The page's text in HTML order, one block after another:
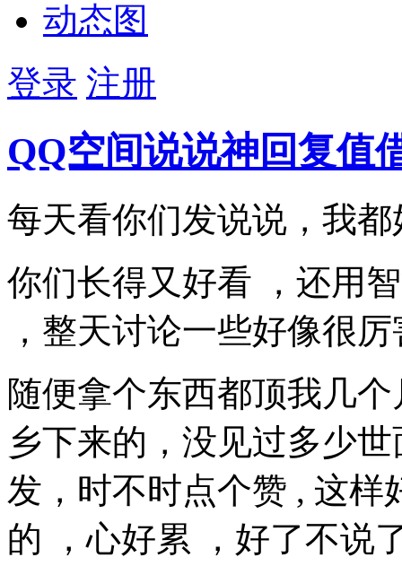
动态图
登录 注册
QQ空间说说神回复值
每天看你们发说说，我
你们长得又好看 ，还用
，整天讨论一些好像很
随便拿个东西都顶我几
乡下来的，没见过多少
发，时不时点个赞 , 这样
的 ，心好累 ，好了不说